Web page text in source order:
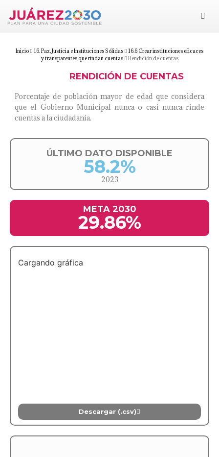
Objetivos
Suma tu esfuerzo
Documentos
Inicio 16. Paz, Justicia e Instituciones Sólidas
16.6 Crear instituciones eficaces
y transparentes que rindan cuentas
Rendición de cuentas
RENDICIÓN DE CUENTAS
Porcentaje de población mayor de edad que considera
que el Gobierno Municipal nunca o casi nunca rinde
cuentas a la ciudadanía.
ÚLTIMO DATO DISPONIBLE
58.2%
2023
META 2030
29.86%
Cargando gráfica
Descargar (.csv)